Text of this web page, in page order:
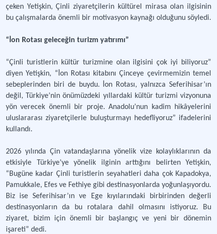
çeken Yetişkin, Çinli ziyaretçilerin kültürel mirasa olan ilgisinin
bu çalışmalarda önemli bir motivasyon kaynağı olduğunu söyledi.
“İon Rotası geleceğin turizm yatırımı”
“Çinli turistlerin kültür turizmine olan ilgisini çok iyi biliyoruz”
diyen Yetişkin, “İon Rotası kitabını Çinceye çevirmemizin temel
sebeplerinden biri de buydu. İon Rotası, yalnızca Seferihisar’ın
değil, Türkiye’nin önümüzdeki yıllardaki kültür turizmi vizyonuna
yön verecek önemli bir proje. Anadolu’nun kadim hikâyelerini
uluslararası ziyaretçilerle buluşturmayı hedefliyoruz” ifadelerini
kullandı.
2026 yılında Çin vatandaşlarına yönelik vize kolaylıklarının da
etkisiyle Türkiye’ye yönelik ilginin arttığını belirten Yetişkin,
“Bugüne kadar Çinli turistlerin seyahatleri daha çok Kapadokya,
Pamukkale, Efes ve Fethiye gibi destinasyonlarda yoğunlaşıyordu.
Biz ise Seferihisar’ın ve Ege kıyılarındaki birbirinden değerli
destinasyonların da bu rotalara dahil olmasını istiyoruz. Bu
ziyaret, bizim için önemli bir başlangıç ve yeni bir dönemin
işareti” dedi.